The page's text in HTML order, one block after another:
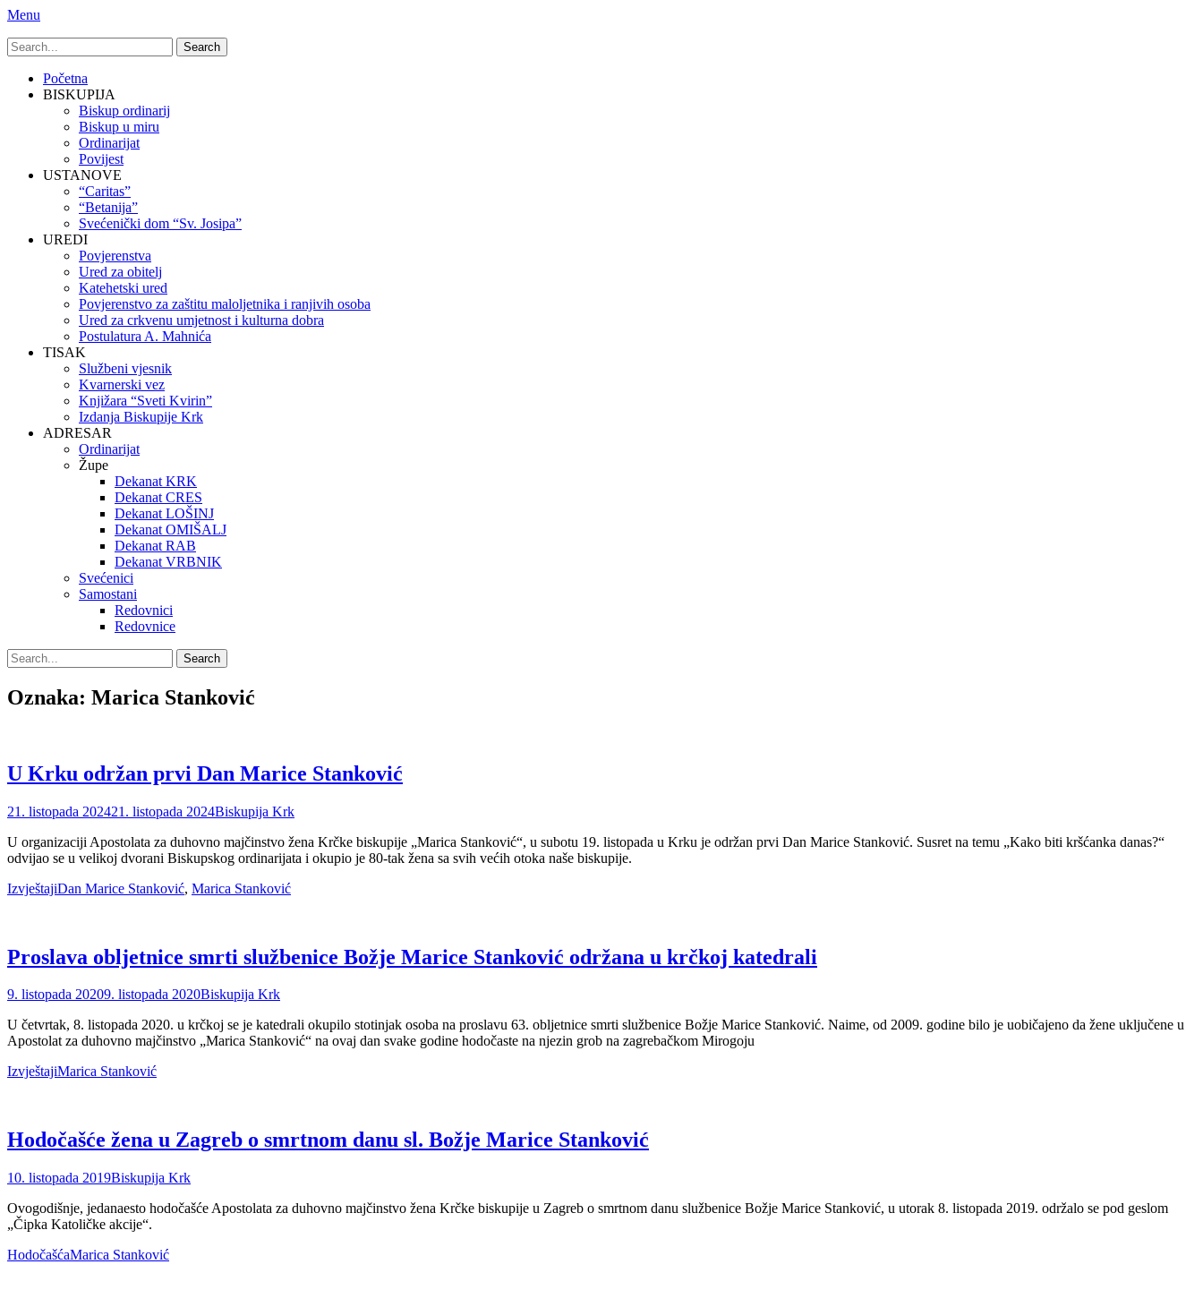
Menu
Search
for:
Primary
Menu
Skip
Početna
BISKUPIJA
Biskup ordinarij
Biskup u miru
Ordinarijat
Povijest
USTANOVE
“Caritas”
“Betanija”
Svećenički dom “Sv. Josipa”
UREDI
Povjerenstva
Ured za obitelj
Katehetski ured
Povjerenstvo za zaštitu maloljetnika i ranjivih osoba
Ured za crkvenu umjetnost i kulturna dobra
Postulatura A. Mahnića
TISAK
Službeni vjesnik
Kvarnerski vez
Knjižara “Sveti Kvirin”
Izdanja Biskupije Krk
ADRESAR
Ordinarijat
Župe
Dekanat KRK
Dekanat CRES
Dekanat LOŠINJ
Dekanat OMIŠALJ
Dekanat RAB
Dekanat VRBNIK
Svećenici
Samostani
Redovnici
Redovnice
Search
Search
for:
Oznaka: Marica Stanković
U Krku održan prvi Dan Marice Stanković
Posted
21. listopada 202421. listopada 2024Author
Biskupija Krk
U organizaciji Apostolata za duhovno majčinstvo žena Krčke biskupije „Marica Stanković“, u subotu 19. listopada u Krku je održan prvi Dan Marice Stanković. Susret na temu „Kako biti kršćanka danas?“
odvijao se u velikoj dvorani Biskupskog ordinarijata i okupio je 80-tak žena sa svih većih otoka naše biskupije.
Categories
IzvještajiTags
Dan Marice Stanković, Marica Stanković
Proslava obljetnice smrti službenice Božje Marice Stanković održana u krčkoj katedrali
Posted
9. listopada 20209. listopada 2020Author
Biskupija Krk
U četvrtak, 8. listopada 2020. u krčkoj se je katedrali okupilo stotinjak osoba na proslavu 63. obljetnice smrti službenice Božje Marice Stanković. Naime, od 2009. godine bilo je uobičajeno da žene uključene u
Apostolat za duhovno majčinstvo „Marica Stanković“ na ovaj dan svake godine hodočaste na njezin grob na zagrebačkom Mirogoju
Categories
IzvještajiTags
Marica Stanković
Hodočašće žena u Zagreb o smrtnom danu sl. Božje Marice Stanković
Posted
10. listopada 2019Author
Biskupija Krk
Ovogodišnje, jedanaesto hodočašće Apostolata za duhovno majčinstvo žena Krčke biskupije u Zagreb o smrtnom danu službenice Božje Marice Stanković, u utorak 8. listopada 2019. održalo se pod geslom
„Čipka Katoličke akcije“.
Categories
HodočašćaTags
Marica Stanković